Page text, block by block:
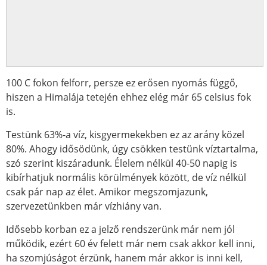
100 C fokon felforr, persze ez erősen nyomás függő,
hiszen a Himalája tetején ehhez elég már 65 celsius fok
is.
Testünk 63%-a víz, kisgyermekekben ez az arány közel
80%. Ahogy idősödünk, úgy csökken testünk víztartalma,
szó szerint kiszáradunk. Élelem nélkül 40-50 napig is
kibírhatjuk normális körülmények között, de víz nélkül
csak pár nap az élet. Amikor megszomjazunk,
szervezetünkben már vízhiány van.
Idősebb korban ez a jelző rendszerünk már nem jól
működik, ezért 60 év felett már nem csak akkor kell inni,
ha szomjúságot érzünk, hanem már akkor is inni kell,